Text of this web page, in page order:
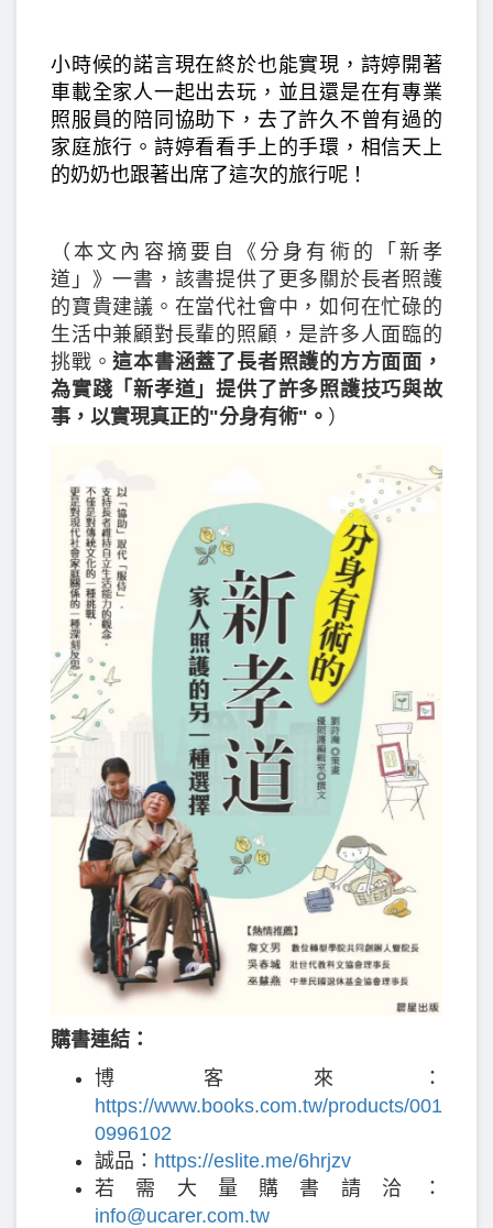
小時候的諾言現在終於也能實現，詩婷開著
車載全家人一起出去玩，並且還是在有專業
照服員的陪同協助下，去了許久不曾有過的
家庭旅行。詩婷看看手上的手環，相信天上
的奶奶也跟著出席了這次的旅行呢！
（本文內容摘要自《分身有術的「新孝
道」》一書，該書提供了更多關於長者照護
的寶貴建議。在當代社會中，如何在忙碌的
生活中兼顧對長輩的照顧，是許多人面臨的
挑戰。這本書涵蓋了長者照護的方方面面，
為實踐「新孝道」提供了許多照護技巧與故
事，以實現真正的"分身有術"。 ）
購書連結：
博客來：
https://www.books.com.tw/products/001
0996102
誠品： https://eslite.me/6hrjzv
若需大量購書請洽：
info@ucarer.com.tw